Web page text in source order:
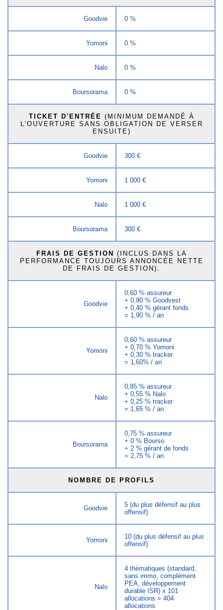
Goodvie 0 %
Yomoni 0 %
Nalo 0 %
Boursorama 0 %
TICKET D'ENTRÉE (MINIMUM DEMANDÉ À
L'OUVERTURE SANS OBLIGATION DE VERSER
ENSUITE)
Goodvie 300 €
Yomoni 1 000 €
Nalo 1 000 €
Boursorama 300 €
FRAIS DE GESTION (INCLUS DANS LA
PERFORMANCE TOUJOURS ANNONCÉE NETTE
DE FRAIS DE GESTION).
Goodvie
0,60 % assureur
+ 0,90 % Goodvest
+ 0,40 % gérant fonds
= 1,90 % / an
Yomoni
0,60 % assureur
+ 0,70 % Yomoni
+ 0,30 % tracker
= 1,60% / an
Nalo
0,85 % assureur
+ 0,55 % Nalo
+ 0,25 % tracker
= 1,65 % / an
Boursorama
0,75 % assureur
+ 0 % Bourso
+ 2 % gérant de fonds
= 2,75 % / an
NOMBRE DE PROFILS
Goodvie
5 (du plus défensif au plus
offensif)
Yomoni
10 (du plus défensif au plus
offensif)
Nalo
4 thématiques (standard,
sans immo, complément
PEA, développement
durable ISR) x 101
allocations = 404
allocations